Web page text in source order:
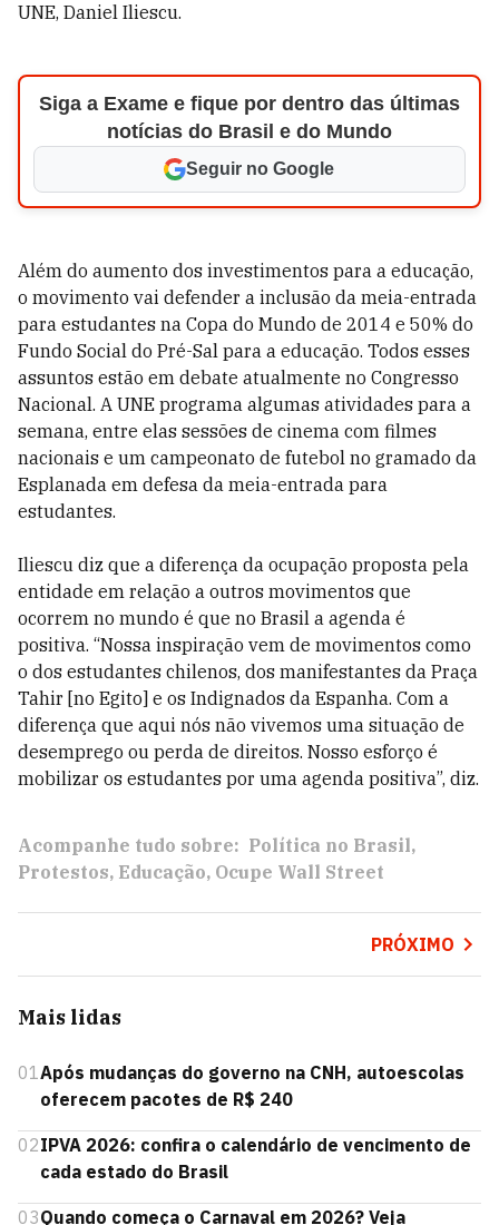
UNE, Daniel Iliescu.
Siga a Exame e fique por dentro das últimas
notícias do Brasil e do Mundo
Seguir no Google
Além do aumento dos investimentos para a educação,
o movimento vai defender a inclusão da meia-entrada
para estudantes na Copa do Mundo de 2014 e 50% do
Fundo Social do Pré-Sal para a educação. Todos esses
assuntos estão em debate atualmente no Congresso
Nacional. A UNE programa algumas atividades para a
semana, entre elas sessões de cinema com filmes
nacionais e um campeonato de futebol no gramado da
Esplanada em defesa da meia-entrada para
estudantes.
Iliescu diz que a diferença da ocupação proposta pela
entidade em relação a outros movimentos que
ocorrem no mundo é que no Brasil a agenda é
positiva. “Nossa inspiração vem de movimentos como
o dos estudantes chilenos, dos manifestantes da Praça
Tahir [no Egito] e os Indignados da Espanha. Com a
diferença que aqui nós não vivemos uma situação de
desemprego ou perda de direitos. Nosso esforço é
mobilizar os estudantes por uma agenda positiva”, diz.
Acompanhe tudo sobre: Política no Brasil
Protestos Educação Ocupe Wall Street
PRÓXIMO
Mais lidas
01Após mudanças do governo na CNH, autoescolas
oferecem pacotes de R$ 240
02IPVA 2026: confira o calendário de vencimento de
cada estado do Brasil
03Quando começa o Carnaval em 2026? Veja